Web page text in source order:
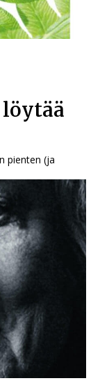
pienten (ja